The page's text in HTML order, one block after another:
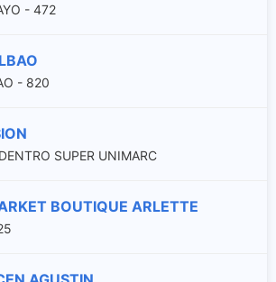
- 472
- 820
SUPER UNIMARC
BOUTIQUE ARLETTE